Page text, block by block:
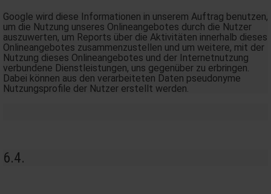
Google wird diese Informationen in unserem Auftrag benutzen,
um die Nutzung unseres Onlineangebotes durch die Nutzer
auszuwerten, um Reports über die Aktivitäten innerhalb dieses
Onlineangebotes zusammenzustellen und um weitere, mit der
Nutzung dieses Onlineangebotes und der Internetnutzung
verbundene Dienstleistungen, uns gegenüber zu erbringen.
Dabei können aus den verarbeiteten Daten pseudonyme
Nutzungsprofile der Nutzer erstellt werden.
6.4.